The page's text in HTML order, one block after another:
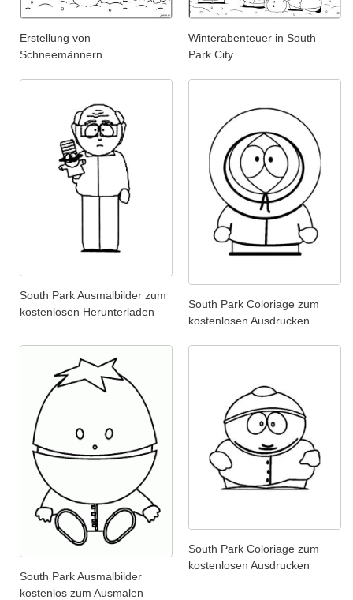
Erstellung von
Schneemännern
Winterabenteuer in South
Park City
South Park Ausmalbilder zum
kostenlosen Herunterladen
South Park Coloriage zum
kostenlosen Ausdrucken
South Park Ausmalbilder
kostenlos zum Ausmalen
South Park Coloriage zum
kostenlosen Ausdrucken